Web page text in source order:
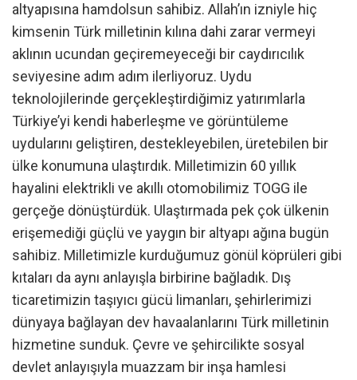
altyapısına hamdolsun sahibiz. Allah’ın izniyle hiç
kimsenin Türk milletinin kılına dahi zarar vermeyi
aklının ucundan geçiremeyeceği bir caydırıcılık
seviyesine adım adım ilerliyoruz. Uydu
teknolojilerinde gerçekleştirdiğimiz yatırımlarla
Türkiye’yi kendi haberleşme ve görüntüleme
uydularını geliştiren, destekleyebilen, üretebilen bir
ülke konumuna ulaştırdık. Milletimizin 60 yıllık
hayalini elektrikli ve akıllı otomobilimiz TOGG ile
gerçeğe dönüştürdük. Ulaştırmada pek çok ülkenin
erişemediği güçlü ve yaygın bir altyapı ağına bugün
sahibiz. Milletimizle kurduğumuz gönül köprüleri gibi
kıtaları da aynı anlayışla birbirine bağladık. Dış
ticaretimizin taşıyıcı gücü limanları, şehirlerimizi
dünyaya bağlayan dev havaalanlarını Türk milletinin
hizmetine sunduk. Çevre ve şehircilikte sosyal
devlet anlayışıyla muazzam bir inşa hamlesi